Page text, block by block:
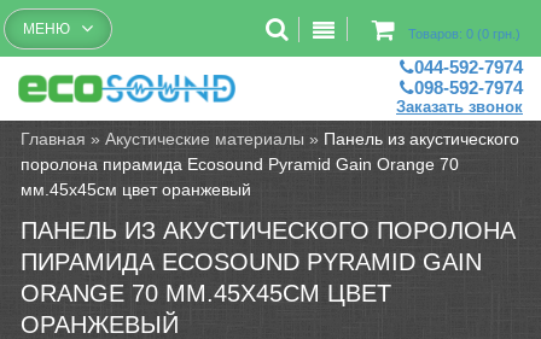
Бесплатный рассчет помещений
Товаров: 0 (0 грн.)
МЕНЮ
044-592-7974
098-592-7974
Заказать звонок
Главная »Акустические материалы » Панель из акустического
поролона пирамида Ecosound Pyramid Gain Orange 70
мм.45х45см цвет оранжевый
ПАНЕЛЬ ИЗ АКУСТИЧЕСКОГО ПОРОЛОНА
ПИРАМИДА ECOSOUND PYRAMID GAIN
ORANGE 70 ММ.45Х45СМ ЦВЕТ
ОРАНЖЕВЫЙ